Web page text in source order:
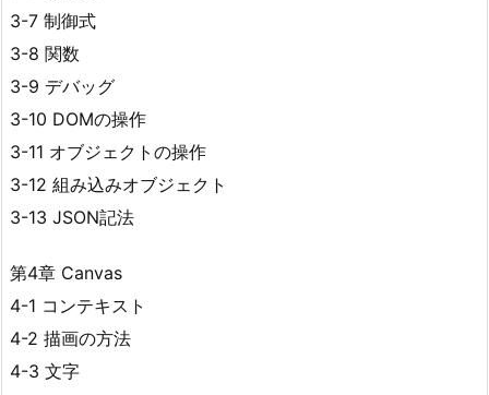
3-7 制御式
3-8 関数
3-9 デバッグ
3-10 DOMの操作
3-11 オブジェクトの操作
3-12 組み込みオブジェクト
3-13 JSON記法
第4章 Canvas
4-1 コンテキスト
4-2 描画の方法
4-3 文字